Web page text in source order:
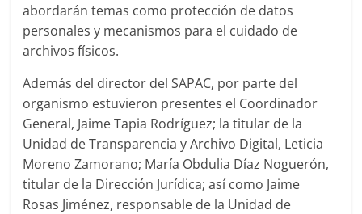
abordarán temas como protección de datos
personales y mecanismos para el cuidado de
archivos físicos.
Además del director del SAPAC, por parte del
organismo estuvieron presentes el Coordinador
General, Jaime Tapia Rodríguez; la titular de la
Unidad de Transparencia y Archivo Digital, Leticia
Moreno Zamorano; María Obdulia Díaz Noguerón,
titular de la Dirección Jurídica; así como Jaime
Rosas Jiménez, responsable de la Unidad de